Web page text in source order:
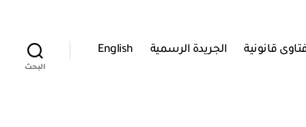
قانونية الجريدة الرسمية English
البحث